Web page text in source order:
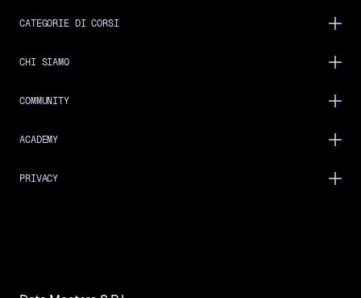
CATEGORIE DI CORSI
CHI SIAMO
COMMUNITY
ACADEMY
PRIVACY